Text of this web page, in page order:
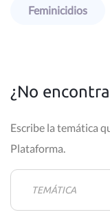
Feminicidios
¿No
Escribe la temática
Plataforma.